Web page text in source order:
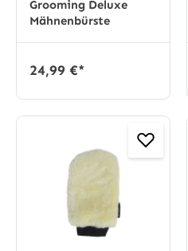
Grooming Deluxe
Mähnenbürste
24,99 €*